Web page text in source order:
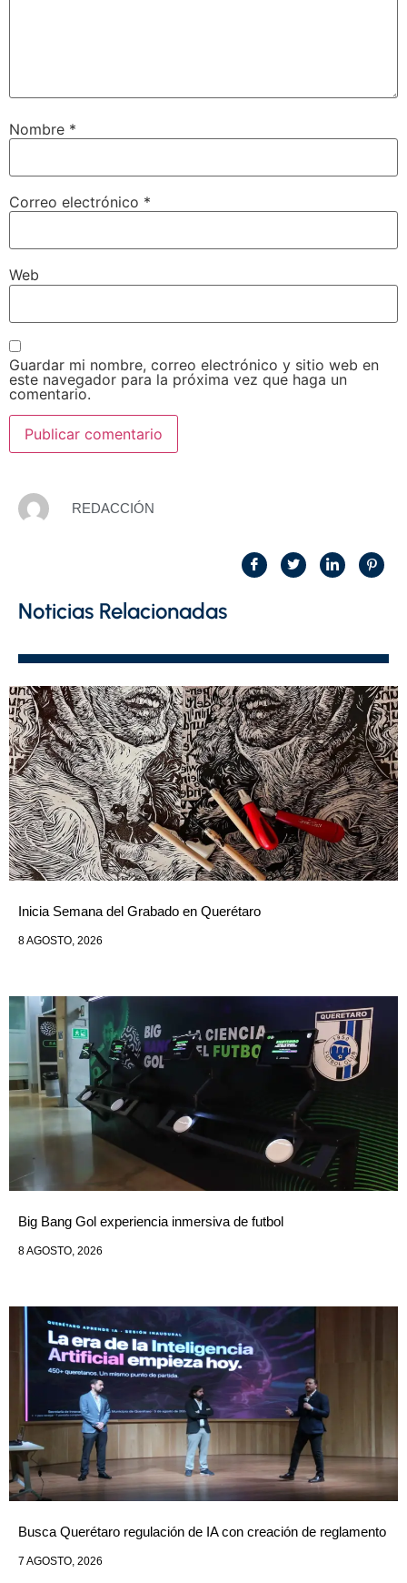
Nombre *
Correo electrónico *
Web
Guardar mi nombre, correo electrónico y sitio web en
este navegador para la próxima vez que haga un
comentario.
REDACCIÓN
Noticias Relacionadas
Inicia Semana del Grabado en Querétaro
8 AGOSTO, 2026
Big Bang Gol experiencia inmersiva de futbol
8 AGOSTO, 2026
Busca Querétaro regulación de IA con creación de reglamento
7 AGOSTO, 2026